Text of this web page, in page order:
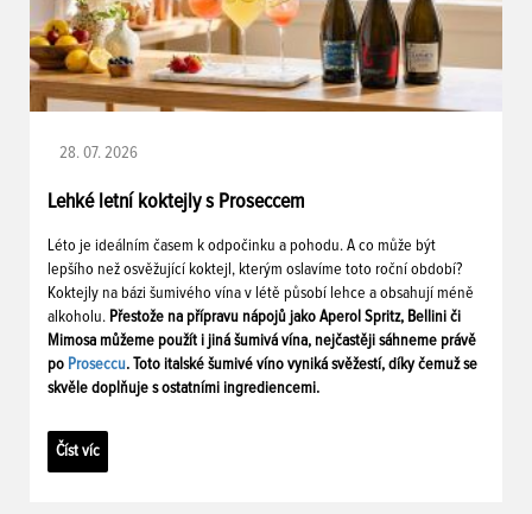
28. 07. 2026
Lehké letní koktejly s Proseccem
Léto je ideálním časem k odpočinku a pohodu. A co může být
lepšího než osvěžující koktejl, kterým oslavíme toto roční období?
Koktejly na bázi šumivého vína v létě působí lehce a obsahují méně
alkoholu. Přestože na přípravu nápojů jako Aperol Spritz, Bellini či
Mimosa můžeme použít i jiná šumivá vína, nejčastěji sáhneme právě
po Proseccu. Toto italské šumivé víno vyniká svěžestí, díky čemuž se
skvěle doplňuje s ostatními ingrediencemi.
Číst víc